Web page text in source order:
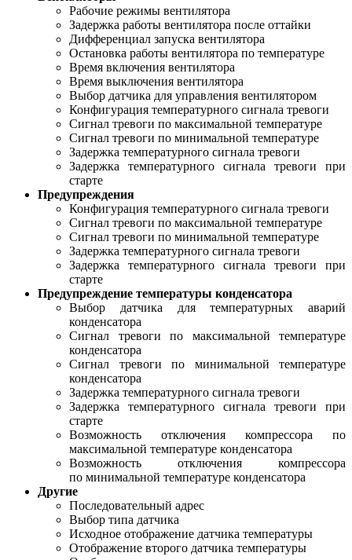
Рабочие режимы вентилятора
Задержка работы вентилятора после оттайки
Дифференциал запуска вентилятора
Остановка работы вентилятора по температуре
Время включения вентилятора
Время выключения вентилятора
Выбор датчика для управления вентилятором
Конфигурация температурного сигнала тревоги
Сигнал тревоги по максимальной температуре
Сигнал тревоги по минимальной температуре
Задержка температурного сигнала тревоги
Задержка температурного сигнала тревоги при
старте
Предупреждения
Конфигурация температурного сигнала тревоги
Сигнал тревоги по максимальной температуре
Сигнал тревоги по минимальной температуре
Задержка температурного сигнала тревоги
Задержка температурного сигнала тревоги при
старте
Предупреждение температуры конденсатора
Выбор датчика для температурных аварий
конденсатора
Сигнал тревоги по максимальной температуре
конденсатора
Сигнал тревоги по минимальной температуре
конденсатора
Задержка температурного сигнала тревоги
Задержка температурного сигнала тревоги при
старте
Возможность отключения компрессора по
максимальной температуре конденсатора
Возможность отключения компрессора
по минимальной температуре конденсатора
Другие
Последовательный адрес
Выбор типа датчика
Исходное отображение датчика температуры
Отображение второго датчика температуры